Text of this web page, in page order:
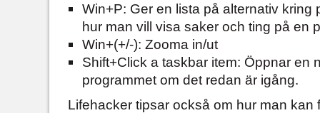
Win+P: Ger en lista på alternativ kring
hur man vill visa saker och ting på en
Win+(+/-): Zooma in/ut
Shift+Click a taskbar item: Öppnar en
programmet om det redan är igång.
Lifehacker tipsar också om hur man kan